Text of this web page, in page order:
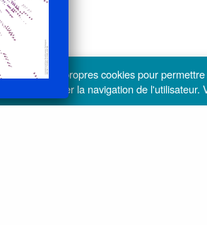
utilise ses propres cookies pour
pour analyser la navigation de